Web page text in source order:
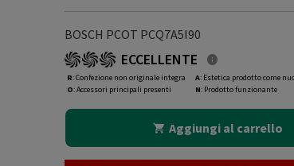
BOSCH PCOT PCQ7A5I90
ECCELLENTE
R: Confezione non originale integra
O: Accessori principali presenti
A: Estetica prodotto come
N: Prodotto funzionante
Aggiungi al carrello